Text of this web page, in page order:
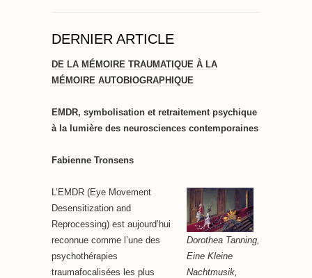
DERNIER ARTICLE
DE LA MÉMOIRE TRAUMATIQUE À LA
MÉMOIRE AUTOBIOGRAPHIQUE
EMDR, symbolisation et retraitement psychique
à la lumière des neurosciences contemporaines
Fabienne Tronsens
Dorothea Tanning,
Eine Kleine
Nachtmusik,
L’EMDR (Eye Movement
Desensitization and
Reprocessing) est aujourd’hui
reconnue comme l’une des
psychothérapies
traumafocalisées les plus